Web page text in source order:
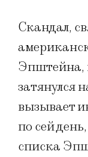
Скандал,
Эпштейна,
затянулся
вызывает
по сей
списка